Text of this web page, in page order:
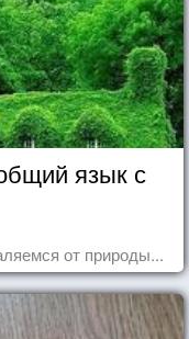
язык с
от природы...